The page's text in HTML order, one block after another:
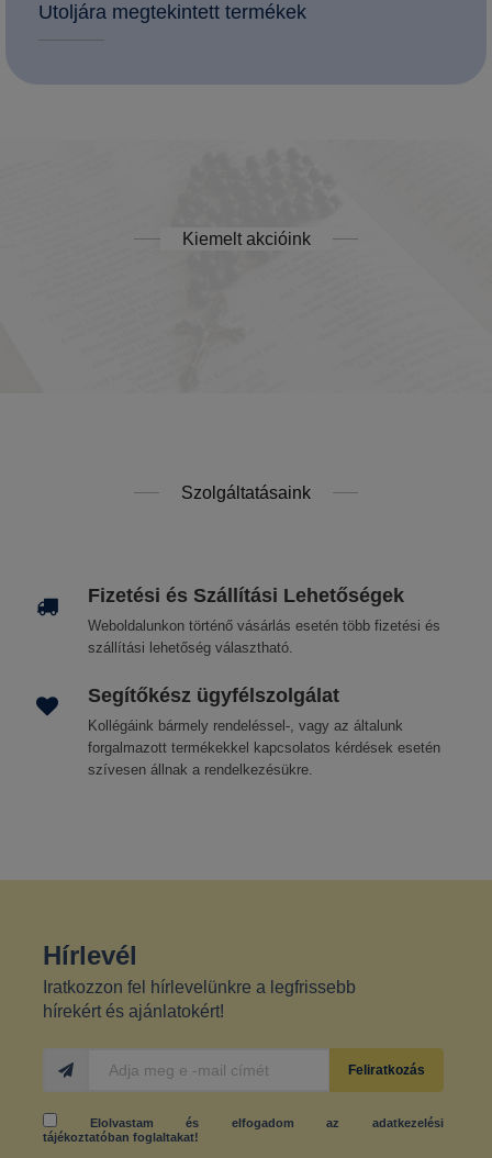
Utoljára megtekintett termékek
Kiemelt akcióink
Szolgáltatásaink
Fizetési és Szállítási Lehetőségek
Weboldalunkon történő vásárlás esetén több fizetési és
szállítási lehetőség választható.
Segítőkész ügyfélszolgálat
Kollégáink bármely rendeléssel-, vagy az általunk
forgalmazott termékekkel kapcsolatos kérdések esetén
szívesen állnak a rendelkezésükre.
Hírlevél
Iratkozzon fel hírlevelünkre a legfrissebb
hírekért és ajánlatokért!
Feliratkozás
Elolvastam és elfogadom az adatkezelési
tájékoztatóban foglaltakat!